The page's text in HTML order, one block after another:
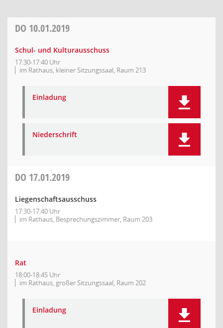
DO 10.01.2019
Schul- und Kulturausschuss
17:30-17:40 Uhr
im Rathaus, kleiner Sitzungssaal, Raum 213
Einladung
Niederschrift
DO 17.01.2019
Liegenschaftsausschuss
17:30-17:40 Uhr
im Rathaus, Besprechungszimmer, Raum 203
Rat
18:00-18:45 Uhr
im Rathaus, großer Sitzungssaal, Raum 202
Einladung